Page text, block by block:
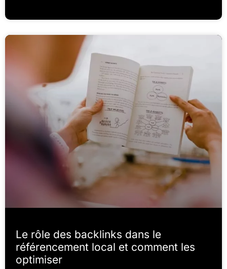
Le rôle des backlinks dans le
référencement local et comment les
optimiser